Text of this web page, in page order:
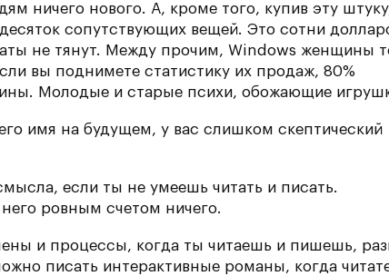
ничего нового. А, кроме того, купив эту
сопутствующих вещей. Это сотни
не тянут. Между прочим, Windows женщины
вы поднимете статистику их продаж, 80%
Молодые и старые психи, обожающие
имя на будущем, у вас слишком скептический
если ты не умеешь читать и писать.
ровным счетом ничего.
и процессы, когда ты читаешь и пишешь,
писать интерактивные романы, когда